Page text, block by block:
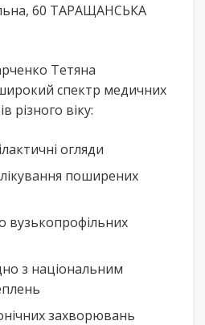
60 ТАРАЩАНСЬКА
Тетяна
спектр медичних
різного віку:
огляди
поширених
вузькопрофільних
з національним
захворювань